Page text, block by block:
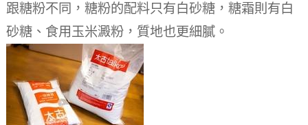
跟糖粉不同，糖粉的配料只有白砂糖，糖霜則有白
砂糖、食用玉米澱粉，質地也更細膩。